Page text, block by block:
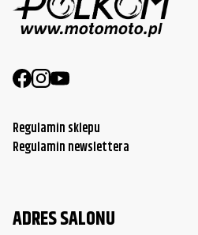
Regulamin sklepu
Regulamin newslettera
ADRES SALONU